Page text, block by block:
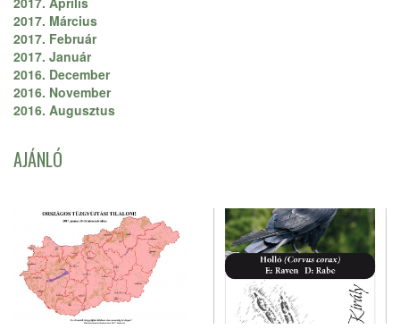
2017. Március
2017. Február
2017. Január
2016. December
2016. November
2016. Augusztus
AJÁNLÓ